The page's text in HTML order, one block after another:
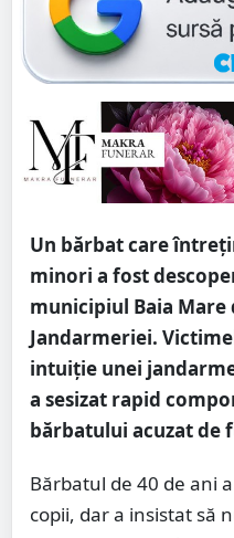
Un bărbat care
minori a fost
municipiul Baia Mare
Jandarmeriei.
intuiție unei
a sesizat rapid
bărbatului acuzat de
Bărbatul de 40 de ani
copii, dar a insistat să